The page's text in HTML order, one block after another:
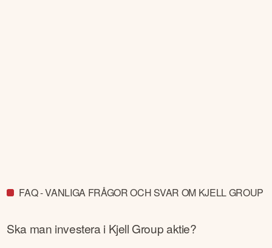
FAQ - VANLIGA FRÅGOR OCH SVAR OM KJELL GROUP
Ska man investera i Kjell Groupaktie?